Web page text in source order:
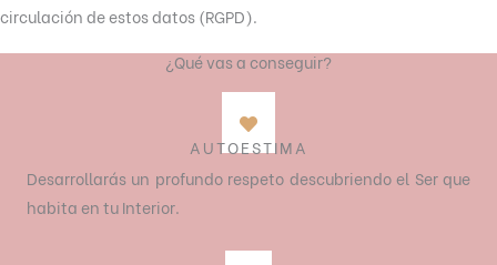
circulación de estos datos (RGPD).
¿Qué vas a conseguir?
AUTOESTIMA
Desarrollarás un profundo respeto descubriendo el Ser que
habita en tu Interior.